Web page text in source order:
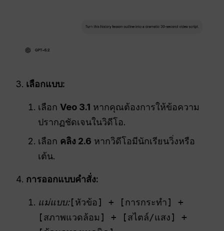
เลือกแบบ:
เลือกVeo 3.1 หากคุณต้องการให้ข้อความ
ปรากฏชัดเจนในวิดีโอ.
เลือก คลิง 2.6 หากวิดีโอมีนักเรียนวิ่งหรือ
เต้น.
การออกแบบคำสั่ง:
แม่แบบ:[หัวข้อ] + [การกระทำ] +
[สภาพแวดล้อม] + [สไตล์/แสง] +